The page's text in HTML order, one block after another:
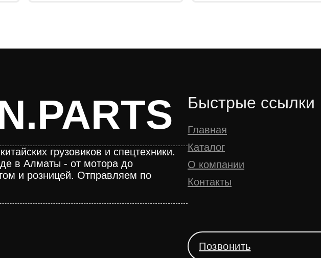
грузовиков и спецтехники.
в Алматы - от мотора до
и розницей. Отправляем по
Быстрые ссылки
Главная
Каталог
О компании
Контакты
Позвонить